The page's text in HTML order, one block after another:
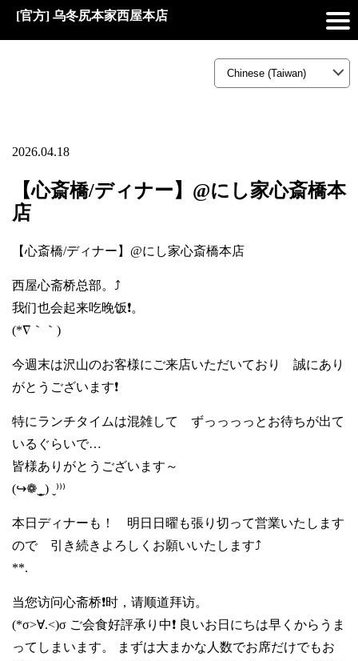
[官方] 乌冬尻本家西屋本店
2026.04.18
【心斎橋/ディナー】@にし家心斎橋本
店
【心斎橋/ディナー】@にし家心斎橋本店
西屋心斋桥总部。⤴️
我们也会起来吃晚饭❗。
(*∇｀｀)
今週末は沢山のお客様にご来店いただいており 誠にあり
がとうございます❗
特にランチタイムは混雑して ずっっっっとお待ちが出て
いるぐらいで…
皆様ありがとうございます～
(↪❁ˬ͈͈ˬ) ˬ⁾⁾⁾
本日ディナーも！ 明日日曜も張り切って営業いたします
ので 引き続きよろしくお願いいたします⤴️
**.
当您访问心斋桥❗时，请顺道拜访。
(*σ>∀.<)σ ご会食好評承り中❗ 良いお日にちは早くからうま
ってしまいます。 まずは大まかな人数でお席だけでもお